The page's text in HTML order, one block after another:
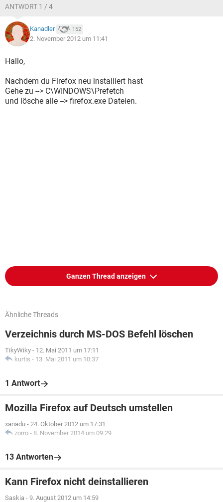
ANTWORT 1 / 4
Kanadler 152
2. November 2012 um 11:41
Hallo,
Nachdem du Firefox neu installiert hast
Gehe zu --> C\WINDOWS\Prefetch
und lösche alle --> firefox.exe Dateien.
Ganzen Thread anzeigen
Ähnliche Threads
Verzeichnis durch MS-DOS Befehl löschen
TikyWiky - 12. Mai 2011 um 17:11
kurtis - 13. Mai 2011 um 10:37
1 Antwort
Mozilla Firefox auf Deutsch umstellen
xanadu - 24. Oktober 2012 um 17:31
zorro - 8. November 2014 um 09:29
13 Antworten
Kann Firefox nicht deinstallieren
Saskia - 9. August 2012 um 14:59